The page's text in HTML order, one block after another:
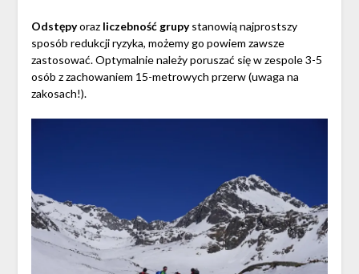
Odstępyorazliczebność grupystanowią najprostszy
sposób redukcji ryzyka, możemy go powiem zawsze
zastosować. Optymalnie należy poruszać się w zespole 3-5
osób z zachowaniem 15-metrowych przerw (uwaga na
zakosach!).